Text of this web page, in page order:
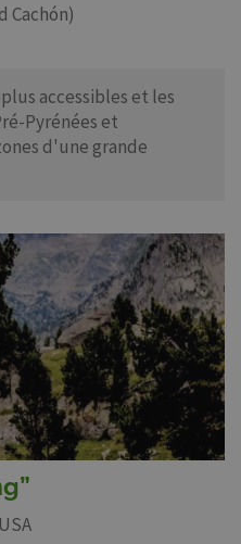
Cachón)
accessibles et les
Pyrénées et
d'une grande